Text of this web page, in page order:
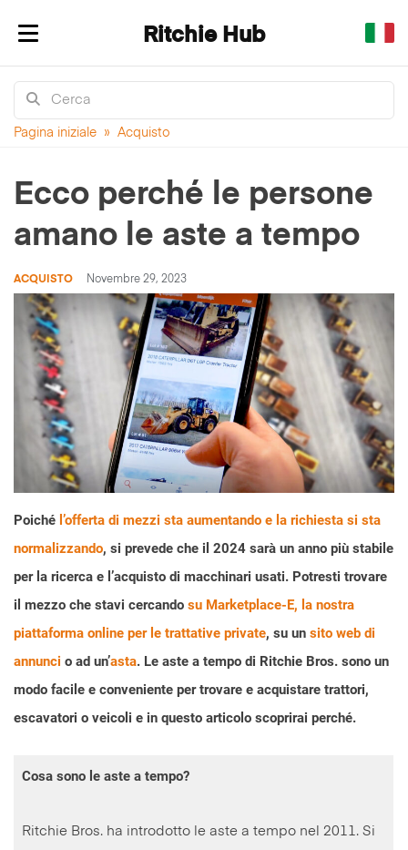
Mostra/nascondi navigazione
Ritchie Hub
Pagina iniziale » Acquisto
Ecco perché le persone
amano le aste a tempo
ACQUISTO Novembre 29, 2023
Poiché l’offerta di mezzi sta aumentando e la richiesta si sta
normalizzando, si prevede che il 2024 sarà un anno più stabile
per la ricerca e l’acquisto di macchinari usati. Potresti trovare
il mezzo che stavi cercando su Marketplace-E, la nostra
piattaforma online per le trattative private, su un sito web di
annunci o ad un’asta. Le aste a tempo di Ritchie Bros. sono un
modo facile e conveniente per trovare e acquistare trattori,
escavatori o veicoli e in questo articolo scoprirai perché.
Cosa sono le aste a tempo?
Ritchie Bros. ha introdotto le aste a tempo nel 2011. Si